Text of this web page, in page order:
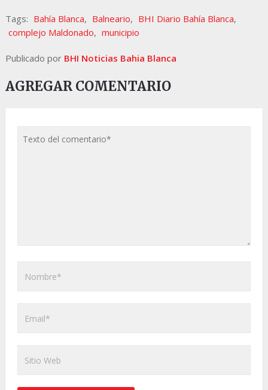
Tags: Bahía Blanca, Balneario, BHI Diario Bahía Blanca,
complejo Maldonado, municipio
Publicado por BHI Noticias Bahia Blanca
AGREGAR COMENTARIO